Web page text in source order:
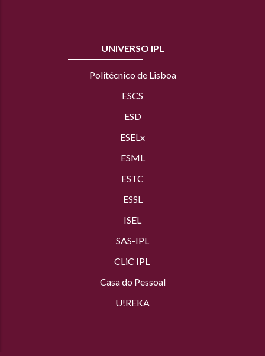
UNIVERSO IPL
Politécnico de Lisboa
ESCS
ESD
ESELx
ESML
ESTC
ESSL
ISEL
SAS-IPL
CLiC IPL
Casa do Pessoal
U!REKA